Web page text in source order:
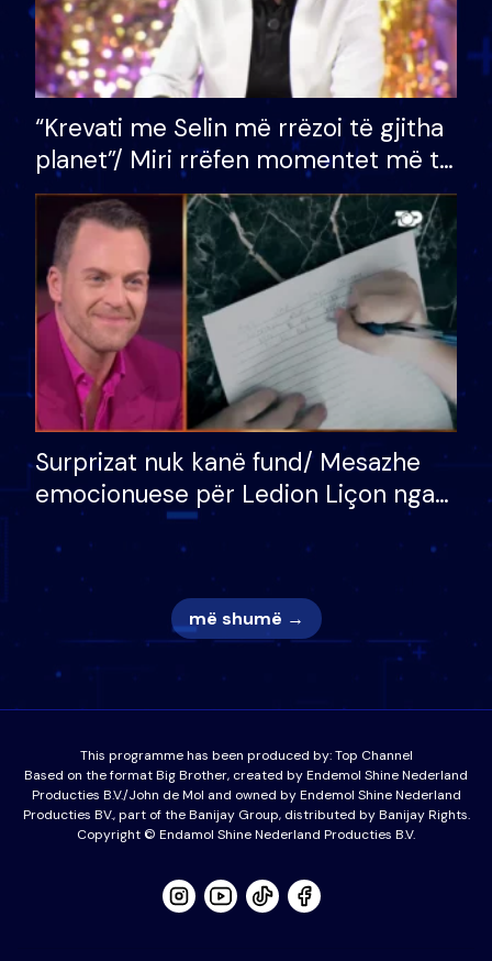
“Krevati me Selin më rrëzoi të gjitha
planet”/ Miri rrëfen momentet më të
bukura në shtëpinë e BB VIP: Do më
mungojë zilja e mëngjesit kur…
Surprizat nuk kanë fund/ Mesazhe
emocionuese për Ledion Liçon nga
nëna dhe fëmijët e tij, moderatori
nuk i mban dot lotët: Nuk meritoj…
më shumë →
This programme has been produced by:Top Channel
Based on the format Big Brother, created by Endemol Shine Nederland
Producties B.V./John de Mol and owned by Endemol Shine Nederland
Producties BV., part of the Banijay Group, distributed by Banijay Rights.
Copyright © Endamol Shine Nederland Producties B.V.